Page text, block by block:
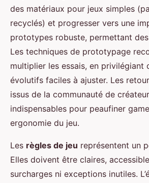
des matériaux pour jeux simples
recyclés) et progresser vers une
prototypes robuste, permettant
Les techniques de prototypage
multiplier les essais, en privilégiant
évolutifs faciles à ajuster. Les
issus de la communauté de
indispensables pour peaufiner
ergonomie du jeu.
Les règles de jeu représentent un
Elles doivent être claires,
surcharges ni exceptions inutiles.